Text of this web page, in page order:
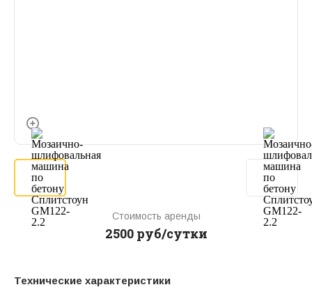
Стоимость аренды
2500 руб/сутки
Технические характеристики